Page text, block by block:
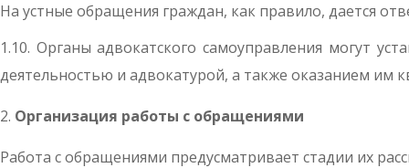
На устные обращения граждан, как правило, дается
1.10. Органы адвокатского самоуправления могут
деятельностью и адвокатурой, а также оказанием
Организация работы с обращениями
Работа с обращениями предусматривает стадии их